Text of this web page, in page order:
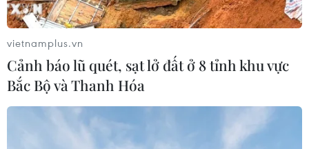
vietnamplus.vn
Cảnh báo lũ quét, sạt lở đất ở 8 tỉnh khu vực
Bắc Bộ và Thanh Hóa